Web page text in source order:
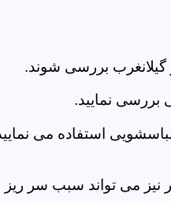
بررسی شوند.
بررسی نمایید.
استفاده می نمایید
امر نیز می تواند سبب